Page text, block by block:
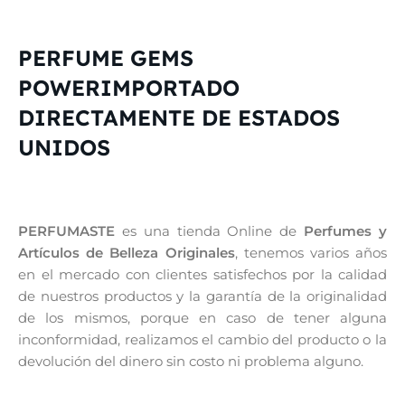
PERFUME GEMS
POWERIMPORTADO
DIRECTAMENTE DE ESTADOS
UNIDOS
PERFUMASTE es una tienda Online de Perfumes y
Artículos de Belleza Originales, tenemos varios años
en el mercado con clientes satisfechos por la calidad
de nuestros productos y la garantía de la originalidad
de los mismos, porque en caso de tener alguna
inconformidad, realizamos el cambio del producto o la
devolución del dinero sin costo ni problema alguno.